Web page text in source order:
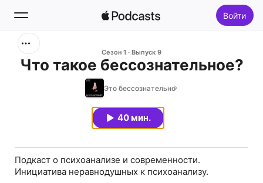
Войти
Сезон 1 Выпуск 9
Что такое бессознательное?
Это бессознательно
40 мин.
Подкаст о психоанализе и современности.
Инициатива неравнодушных к психоанализу.